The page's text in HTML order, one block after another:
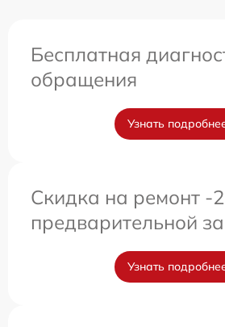
Бесплатная
обращения
Узнать
Скидка на ремонт -
предварительной
Узнать